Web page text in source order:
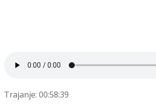
Trajanje: 00:58:39